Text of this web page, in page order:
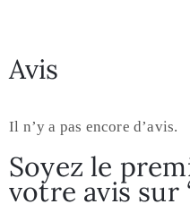
Avis
Il n’y a pas encore d’avis.
Soyez le
votre avis sur